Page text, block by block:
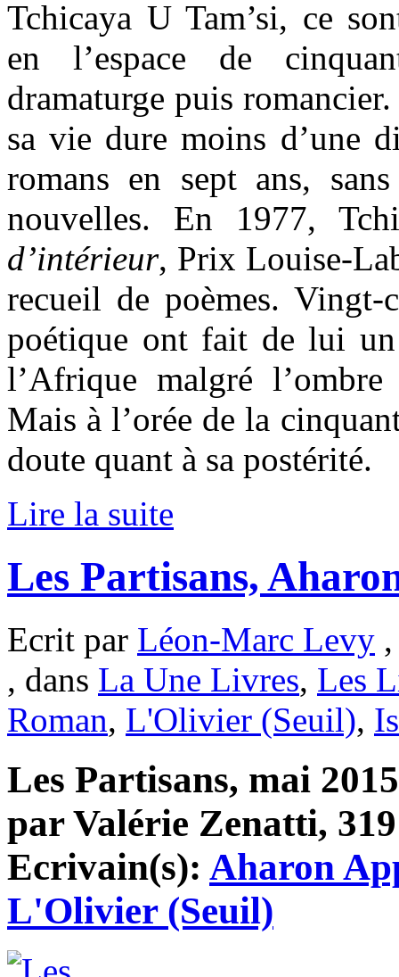
Tchicaya U Tam’si, ce
en l’espace de
dramaturge puis
sa vie dure moins d’une
romans en sept ans,
nouvelles. En 1977,
d’intérieur, Prix Louise-
recueil de poèmes. Vingt-
poétique ont fait de lui un
l’Afrique malgré l’ombre
Mais à l’orée de la
doute quant à sa postérité.
Lire la suite
Les Partisans,
Ecrit par Léon-Marc Levy
, dans La Une Livres, Les
Roman, L'Olivier (Seuil),
Les Partisans, mai
par Valérie Zenatti, 319
Ecrivain(s): Aharon
L'Olivier (Seuil)